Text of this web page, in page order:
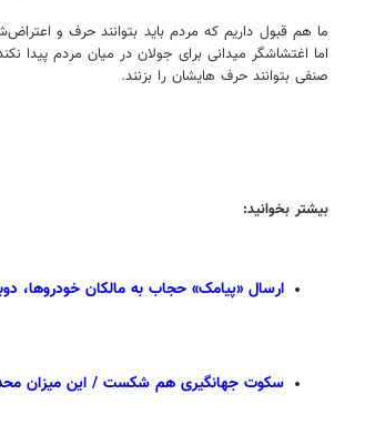
ما هم قبول داریم که مردم باید بتوانند حرف و
اما اغتشاشگر میدانی برای جولان در میان مردم
صنفی بتوانند حرف هایشان را بزنند.
بیشتر بخوانید:
ارسال «پیامک» حجاب به مالکان خودروها،
سکوت جهانگیری هم شکست / این میزان